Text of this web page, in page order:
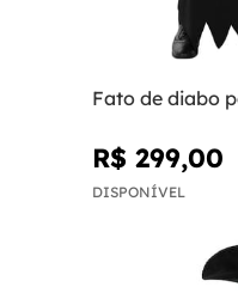
Fato de diabo
R$ 299,00
DISPONÍVEL